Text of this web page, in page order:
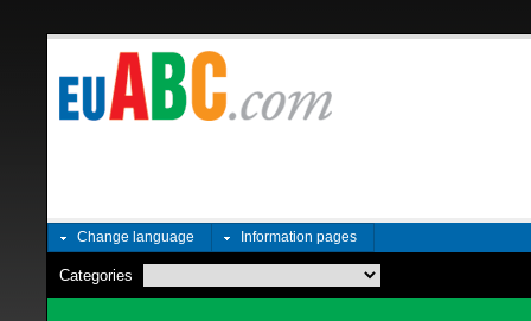
Change language Information pages
Categories